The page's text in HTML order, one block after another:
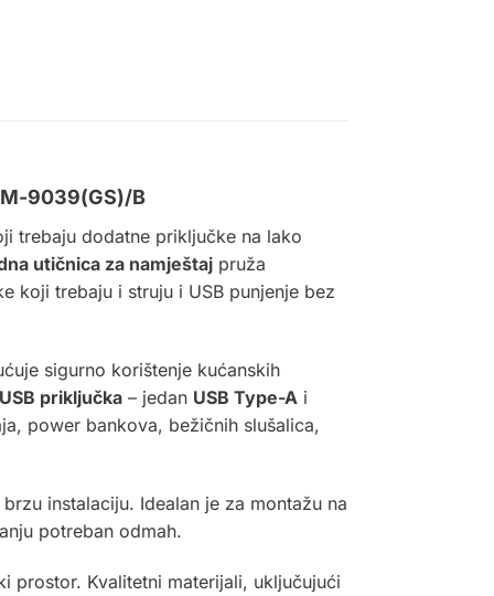
9039(GS)/B
trebaju dodatne priključke na lako
utičnica za namještaj pruža
koji trebaju i struju i USB punjenje bez
sigurno korištenje kućanskih
priključka – jedan USB Type-A i
power bankova, bežičnih slušalica,
instalaciju. Idealan je za montažu na
potreban odmah.
prostor. Kvalitetni materijali, uključujući